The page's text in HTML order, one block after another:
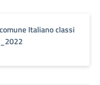
Italiano classi